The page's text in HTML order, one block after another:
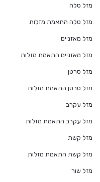
מזל טלה
מזל טלה התאמת מזלות
מזל מאזניים
מזל מאזניים התאמת מזלות
מזל סרטן
מזל סרטן התאמת מזלות
מזל עקרב
מזל עקרב התאמת מזלות
מזל קשת
מזל קשת התאמת מזלות
מזל שור